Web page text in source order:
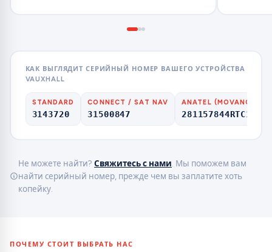
КАК ВЫГЛЯДИТ СЕРИЙНЫЙ НОМЕР ВАШЕГО УСТРОЙСТВА
VAUXHALL
STANDARD
3143720
CONNECT / SAT NAV
31500847
ANATEL (MOVANO)
281157844RTC109
Не можете найти? Свяжитесь с нами . Мы поможем вам
найти серийный номер, прежде чем вы заплатите хоть
копейку.
ПОЧЕМУ СТОИТ ВЫБРАТЬ НАС